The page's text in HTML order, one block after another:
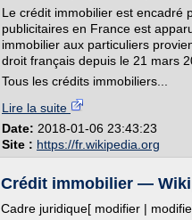
Le crédit immobilier est encadré
publicitaires en France est
immobilier aux particuliers
droit français depuis le 21 mars
Tous les crédits immobiliers...
Lire la suite
Date: 2018-01-06 23:43:23
Site : https://fr.wikipedia.org
Crédit immobilier —
Cadre juridique[ modifier |